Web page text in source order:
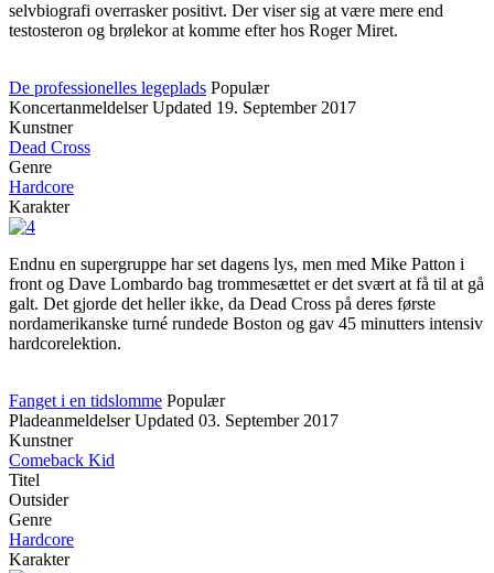
selvbiografi overrasker positivt. Der viser sig at være mere end
testosteron og brølekor at komme efter hos Roger Miret.
De professionelles legeplads Populær
Koncertanmeldelser Updated 19. September 2017
Kunstner
Dead Cross
Genre
Hardcore
Karakter
Endnu en supergruppe har set dagens lys, men med Mike Patton i
front og Dave Lombardo bag trommesættet er det svært at få til at gå
galt. Det gjorde det heller ikke, da Dead Cross på deres første
nordamerikanske turné rundede Boston og gav 45 minutters intensiv
hardcorelektion.
Fanget i en tidslomme Populær
Pladeanmeldelser Updated 03. September 2017
Kunstner
Comeback Kid
Titel
Outsider
Genre
Hardcore
Karakter